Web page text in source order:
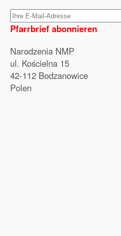
Pfarrbrief abonnieren
Narodzenia NMP
ul. Kościelna 15
42-112 Bodzanowice
Polen